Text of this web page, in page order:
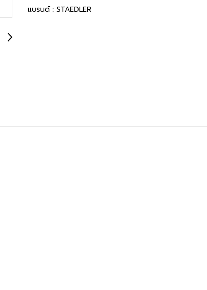
แบรนด์ : STAEDLER